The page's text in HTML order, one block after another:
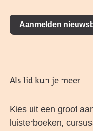
Aanmelden
Als lid kun je meer
Kies uit een groot
luisterboeken,